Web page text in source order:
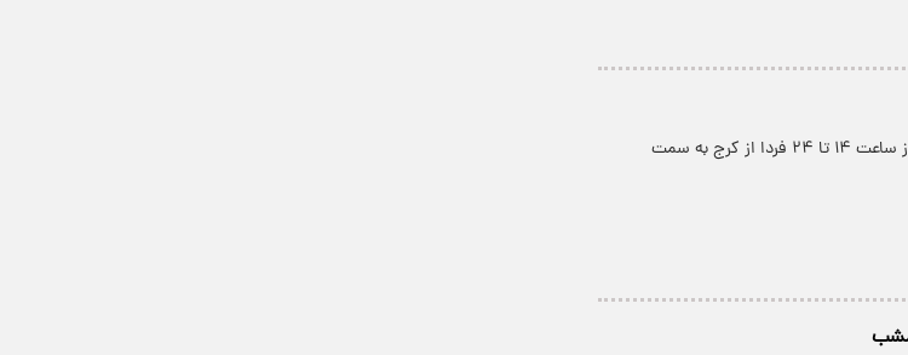
پارسینه: ‌در محور کندوان تردد وسایل نقلیه از ساعت ۱۴ تا ۲۴ فردا از کرج به سمت